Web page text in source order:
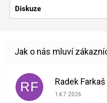
Diskuze
RF Radek Farkaš
Hodnocení
14.7.2026